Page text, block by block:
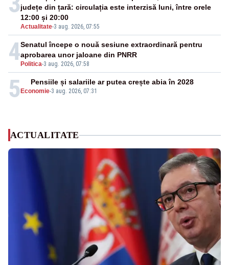
Actualitate-3 aug. 2026, 07:55
județe din țară: circulația este interzisă luni, între orele
12:00 și 20:00
4 Politica-3 aug. 2026, 07:58
Senatul începe o nouă sesiune extraordinară pentru
aprobarea unor jaloane din PNRR
5 Economie-3 aug. 2026, 07:31
Pensiile și salariile ar putea crește abia în 2028
ACTUALITATE